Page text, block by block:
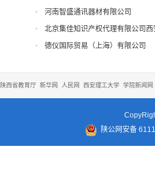
河南智盛通讯器材有限公司
北京集佳知识产权代理有限公司西
德仪国际贸易（上海）有限公司
陕西省教育厅 新华网 人民网 西安理工大学 学院新闻网
陕公网安备